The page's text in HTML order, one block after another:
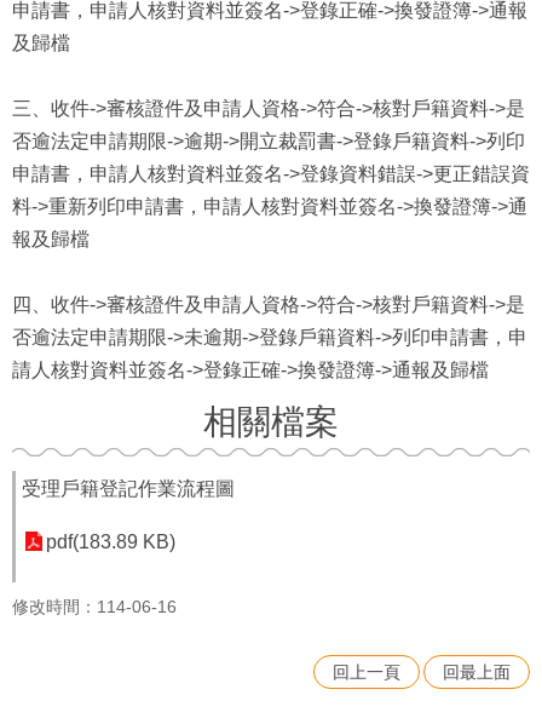
申請書，申請人核對資料並簽名->登錄正確->換發證簿->通報
及歸檔
三、收件->審核證件及申請人資格->符合->核對戶籍資料->是
否逾法定申請期限->逾期->開立裁罰書->登錄戶籍資料->列印
申請書，申請人核對資料並簽名->登錄資料錯誤->更正錯誤資
料->重新列印申請書，申請人核對資料並簽名->換發證簿->通
報及歸檔
四、收件->審核證件及申請人資格->符合->核對戶籍資料->是
否逾法定申請期限->未逾期->登錄戶籍資料->列印申請書，申
請人核對資料並簽名->登錄正確->換發證簿->通報及歸檔
相關檔案
受理戶籍登記作業流程圖
pdf(183.89 KB)
修改時間：114-06-16
回上一頁 回最上面